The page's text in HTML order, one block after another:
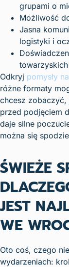
grupami o
Możliwość
Jasna
logistyki i
towarzyskich
Odkryj pomysły
różne formaty
chcesz
przed podjęciem
daje silne
można się
ŚWIEŻE
JEST
WE
Oto coś, czego
wydarzeniach: